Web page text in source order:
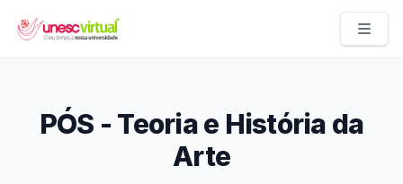
UNESC VIRTUAL
PÓS - Teoria e História da
Arte